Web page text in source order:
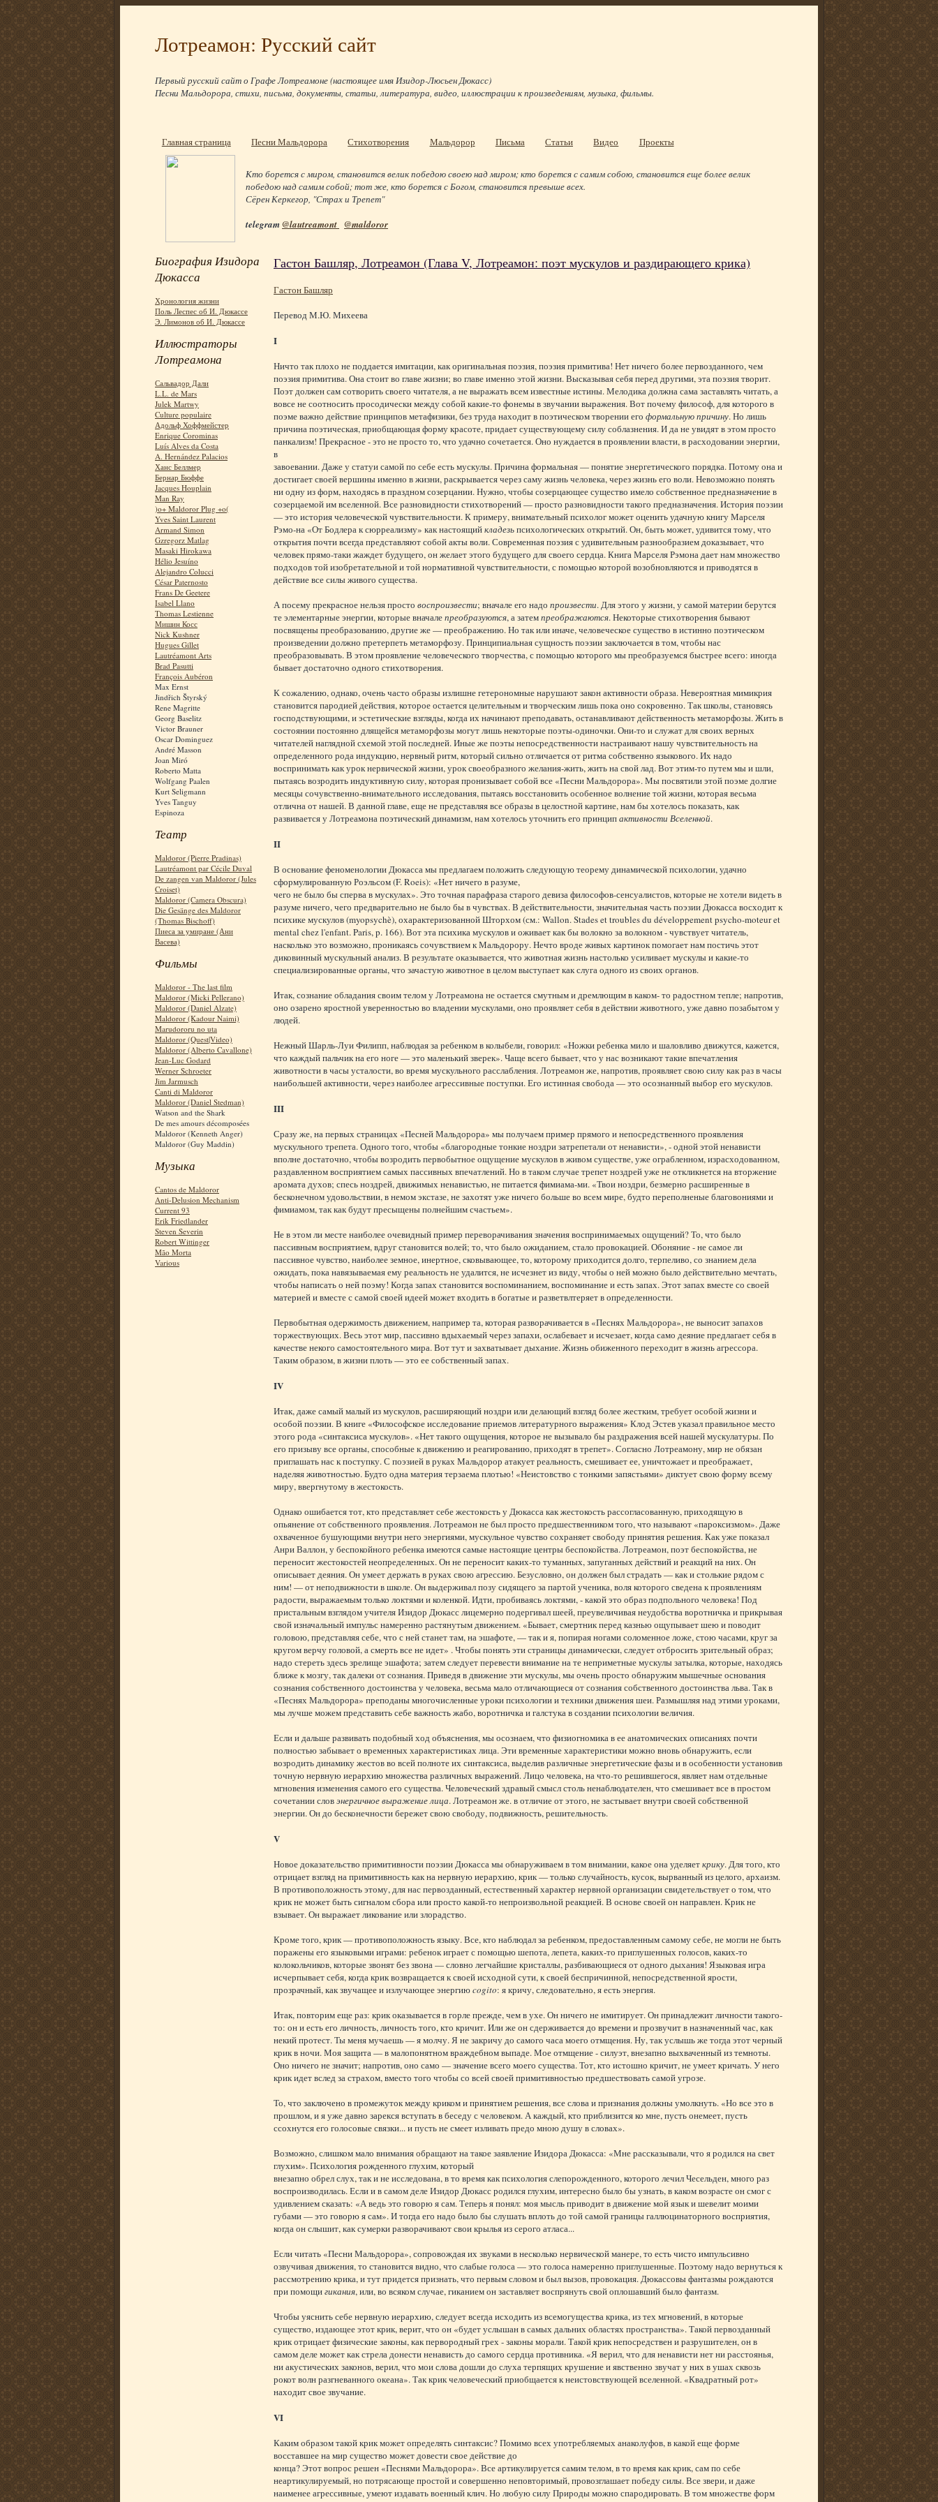
Лотреамон: Русский сайт
Первый русский сайт о Графе Лотреамоне (настоящее имя Изидор-Люсьен Дюкасс)
Песни Мальдорора, стихи, письма, документы, статьи, литература, видео, иллюстрации к произведениям, музыка, фильмы.
Главная страница Песни Мальдорора Стихотворения Мальдорор Письма Статьи Видео Проекты
Кто борется с миром, становится велик победою своею над миром; кто борется с самим собою, становится еще более велик
победою над самим собой; тот же, кто борется с Богом, становится превыше всех.
Сёрен Керкегор, "Страх и Трепет"
telegram@lautreamont @maldoror
Биография Изидора
Дюкасса
Хронология жизни
Поль Леспес об И. Дюкассе
Э. Лимонов об И. Дюкассе
Иллюстраторы
Лотреамона
Сальвадор Дали
L.L. de Mars
Julek Martwy
Culture populaire
Адольф Хоффмейстер
Enrique Corominas
Luís Alves da Costa
A. Hernández Palacios
Ханс Беллмер
Бернар Бюффе
Jacques Houplain
Man Ray
)o+ Maldoror Plug +o(
Yves Saint Laurent
Armand Simon
Gzregorz Matlag
Masaki Hirokawa
Hélio Jesuíno
Alejandro Colucci
César Paternosto
Frans De Geetere
Isabel Llano
Thomas Lestienne
Мишин Косс
Nick Kushner
Hugues Gillet
Lautréamont Arts
Brad Pasutti
François Aubéron
Max Ernst
Jindřich Štyrský
Rene Magritte
Georg Baselitz
Victor Brauner
Oscar Dominguez
André Masson
Joan Miró
Roberto Matta
Wolfgang Paalen
Kurt Seligmann
Yves Tanguy
Espinoza
Театр
Maldoror (Pierre Pradinas)
Lautréamont par Cécile Duval
De zangen van Maldoror (Jules
Croiset)
Maldoror (Camera Obscura)
Die Gesänge des Maldoror
(Thomas Bischoff)
Пиеса за умиране (Ани
Васева)
Фильмы
Maldoror - The last film
Maldoror (Micki Pellerano)
Maldoror (Daniel Alzate)
Maldoror (Kadour Naimi)
Marudororu no uta
Maldoror (Quest|Video)
Maldoror (Alberto Cavallone)
Jean-Luc Godard
Werner Schroeter
Jim Jarmusch
Canti di Maldoror
Maldoror (Daniel Stedman)
Watson and the Shark
De mes amours décomposées
Maldoror (Kenneth Anger)
Maldoror (Guy Maddin)
Музыка
Cantos de Maldoror
Anti-Delusion Mechanism
Current 93
Erik Friedlander
Steven Severin
Robert Wittinger
Mão Morta
Various
Гастон Башляр, Лотреамон (Глава V, Лотреамон: поэт мускулов и раздирающего крика)
Гастон Башляр
Перевод М.Ю. Михеева
I
Ничто так плохо не поддается имитации, как оригинальная поэзия, поэзия примитива! Нет ничего более первозданного, чем
поэзия примитива. Она стоит во главе жизни; во главе именно этой жизни. Высказывая себя перед другими, эта поэзия творит.
Поэт должен сам сотворить своего читателя, а не выражать всем известные истины. Мелодика должна сама заставлять читать, а
вовсе не соотносить просодически между собой какие-то фонемы в звучании выражения. Вот почему философ, для которого в
поэме важно действие принципов метафизики, без труда находит в поэтическом творении его формальную причину. Но лишь
причина поэтическая, приобщающая форму красоте, придает существующему силу соблазнения. И да не увидят в этом просто
панкализм! Прекрасное - это не просто то, что удачно сочетается. Оно нуждается в проявлении власти, в расходовании энергии,
в
завоевании. Даже у статуи самой по себе есть мускулы. Причина формальная — понятие энергетического порядка. Потому она и
достигает своей вершины именно в жизни, раскрывается через саму жизнь человека, через жизнь его воли. Невозможно понять
ни одну из форм, находясь в праздном созерцании. Нужно, чтобы созерцающее существо имело собственное предназначение в
созерцаемой им вселенной. Все разновидности стихотворений — просто разновидности такого предназначения. История поэзии
— это история человеческой чувствительности. К примеру, внимательный психолог может оценить удачную книгу Марселя
Рэмо-на «От Бодлера к сюрреализму» как настоящийкладезьпсихологических открытий. Он, быть может, удивится тому, что
открытия почти всегда представляют собой акты воли. Современная поэзия с удивительным разнообразием доказывает, что
человек прямо-таки жаждет будущего, он желает этого будущего для своего сердца. Книга Марселя Рэмона дает нам множество
подходов той изобретательной и той нормативной чувствительности, с помощью которой возобновляются и приводятся в
действие все силы живого существа.
А посему прекрасное нельзя просто воспроизвести; вначале его надо произвести. Для этого у жизни, у самой материи берутся
те элементарные энергии, которые вначалепреобразуются, а затемпреображаются. Некоторые стихотворения бывают
посвящены преобразованию, другие же — преображению. Но так или иначе, человеческое существо в истинно поэтическом
произведении должно претерпеть метаморфозу. Принципиальная сущность поэзии заключается в том, чтобы нас
преобразовывать. В этом проявление человеческого творчества, с помощью которого мы преобразуемся быстрее всего: иногда
бывает достаточно одного стихотворения.
К сожалению, однако, очень часто образы излишне гетерономные нарушают закон активности образа. Невероятная мимикрия
становится пародией действия, которое остается целительным и творческим лишь пока оно сокровенно. Так школы, становясь
господствующими, и эстетические взгляды, когда их начинают преподавать, останавливают действенность метаморфозы. Жить в
состоянии постоянно длящейся метаморфозы могут лишь некоторые поэты-одиночки. Они-то и служат для своих верных
читателей наглядной схемой этой последней. Иные же поэты непосредственности настраивают нашу чувствительность на
определенного рода индукцию, нервный ритм, который сильно отличается от ритма собственно языкового. Их надо
воспринимать как урок нервической жизни, урок своеобразного желания-жить, жить на свой лад. Вот этим-то путем мы и шли,
пытаясь возродить индуктивную силу, которая пронизывает собой все «Песни Мальдорора». Мы посвятили этой поэме долгие
месяцы сочувственно-внимательного исследования, пытаясь восстановить особенное волнение той жизни, которая весьма
отлична от нашей. В данной главе, еще не представляя все образы в целостной картине, нам бы хотелось показать, как
развивается у Лотреамона поэтический динамизм, нам хотелось уточнить его принципактивности Вселенной.
II
В основание феноменологии Дюкасса мы предлагаем положить следующую теорему динамической психологии, удачно
сформулированную Роэльсом (F. Roeis): «Нет ничего в разуме,
чего не было бы сперва в мускулах». Это точная парафраза старого девиза философов-сенсуалистов, которые не хотели видеть в
разуме ничего, чего предварительно не было бы в чувствах. В действительности, значительная часть поэзии Дюкасса восходит к
психике мускулов (myopsychè), охарактеризованной Шторхом (см.: Wallon. Stades et troubles du développement psycho-moteur et
mental chez l'enfant. Paris, p. 166). Вот эта психика мускулов и оживает как бы волокно за волокном - чувствует читатель,
насколько это возможно, проникаясь сочувствием к Мальдорору. Нечто вроде живых картинок помогает нам постичь этот
диковинный мускульный анализ. В результате оказывается, что животная жизнь настолько усиливает мускулы и какие-то
специализированные органы, что зачастую животное в целом выступает как слуга одного из своих органов.
Итак, сознание обладания своим телом у Лотреамона не остается смутным и дремлющим в каком- то радостном тепле; напротив,
оно озарено яростной уверенностью во владении мускулами, оно проявляет себя в действии животного, уже давно позабытом у
людей.
Нежный Шарль-Луи Филипп, наблюдая за ребенком в колыбели, говорил: «Ножки ребенка мило и шаловливо движутся, кажется,
что каждый пальчик на его ноге — это маленький зверек». Чаще всего бывает, что у нас возникают такие впечатления
животности в часы усталости, во время мускульного расслабления. Лотреамон же, напротив, проявляет свою силу как раз в часы
наибольшей активности, через наиболее агрессивные поступки. Его истинная свобода — это осознанный выбор его мускулов.
III
Сразу же, на первых страницах «Песней Мальдорора» мы получаем пример прямого и непосредственного проявления
мускульного трепета. Одного того, чтобы «благородные тонкие ноздри затрепетали от ненависти», - одной этой ненависти
вполне достаточно, чтобы возродить первобытное ощущение мускулов в живом существе, уже ограбленном, израсходованном,
раздавленном восприятием самых пассивных впечатлений. Но в таком случае трепет ноздрей уже не откликнется на вторжение
аромата духов; спесь ноздрей, движимых ненавистью, не питается фимиама-ми. «Твои ноздри, безмерно расширенные в
бесконечном удовольствии, в немом экстазе, не захотят уже ничего больше во всем мире, будто переполненые благовониями и
фимиамом, так как будут пресыщены полнейшим счастьем».
Не в этом ли месте наиболее очевидный пример переворачивания значения воспринимаемых ощущений? То, что было
пассивным восприятием, вдруг становится волей; то, что было ожиданием, стало провокацией. Обоняние - не самое ли
пассивное чувство, наиболее земное, инертное, сковывающее, то, которому приходится долго, терпеливо, со знанием дела
ожидать, пока навязываемая ему реальность не удалится, не исчезнет из виду, чтобы о ней можно было действительно мечтать,
чтобы написать о ней поэму! Когда запах становится воспоминанием, воспоминание и есть запах. Этот запах вместе со своей
материей и вместе с самой своей идеей может входить в богатые и разветвлтеряет в определенности.
Первобытная одержимость движением, например та, которая разворачивается в «Песнях Мальдорора», не выносит запахов
торжествующих. Весь этот мир, пассивно вдыхаемый через запахи, ослабевает и исчезает, когда само деяние предлагает себя в
качестве некого самостоятельного мира. Вот тут и захватывает дыхание. Жизнь обиженного переходит в жизнь агрессора.
Таким образом, в жизни плоть — это ее собственный запах.
IV
Итак, даже самый малый из мускулов, расширяющий ноздри или делающий взгляд более жестким, требует особой жизни и
особой поэзии. В книге «Философское исследование приемов литературного выражения» Клод Эстев указал правильное место
этого рода «синтаксиса мускулов». «Нет такого ощущения, которое не вызывало бы раздражения всей нашей мускулатуры. По
его призыву все органы, способные к движению и реагированию, приходят в трепет». Согласно Лотреамону, мир не обязан
приглашать нас к поступку. С поэзией в руках Мальдорор атакует реальность, смешивает ее, уничтожает и преображает,
наделяя животностью. Будто одна материя терзаема плотью! «Неистовство с тонкими запястьями» диктует свою форму всему
миру, ввергнутому в жестокость.
Однако ошибается тот, кто представляет себе жестокость у Дюкасса как жестокость рассогласованную, приходящую в
опьянение от собственного проявления. Лотреамон не был просто предшественником того, что называют «пароксизмом». Даже
охваченное бушующими внутри него энергиями, мускульное чувство сохраняет свободу принятия решения. Как уже показал
Анри Валлон, у беспокойного ребенка имеются самые настоящие центры беспокойства. Лотреамон, поэт беспокойства, не
переносит жестокостей неопределенных. Он не переносит каких-то туманных, запуганных действий и реакций на них. Он
описывает деяния. Он умеет держать в руках свою агрессию. Безусловно, он должен был страдать — как и столькие рядом с
ним! — от неподвижности в школе. Он выдерживал позу сидящего за партой ученика, воля которого сведена к проявлениям
радости, выражаемым только локтями и коленкой. Идти, пробиваясь локтями, - какой это образ подпольного человека! Под
пристальным взглядом учителя Изидор Дюкасс лицемерно подергивал шеей, преувеличивая неудобства воротничка и прикрывая
свой изначальный импульс намеренно растянутым движением. «Бывает, смертник перед казнью ощупывает шею и поводит
головою, представляя себе, что с ней станет там, на эшафоте, — так и я, попирая ногами соломенное ложе, стою часами, круг за
кругом верчу головой, а смерть все не идет» . Чтобы понять эти страницы динамически, следует отбросить зрительный образ;
надо стереть здесь зрелище эшафота; затем следует перевести внимание на те неприметные мускулы затылка, которые, находясь
ближе к мозгу, так далеки от сознания. Приведя в движение эти мускулы, мы очень просто обнаружим мышечные основания
сознания собственного достоинства у человека, весьма мало отличающиеся от сознания собственного достоинства льва. Так в
«Песнях Мальдорора» преподаны многочисленные уроки психологии и техники движения шеи. Размышляя над этими уроками,
мы лучше можем представить себе важность жабо, воротничка и галстука в создании психологии величия.
Если и дальше развивать подобный ход объяснения, мы осознаем, что физиогномика в ее анатомических описаниях почти
полностью забывает о временных характеристиках лица. Эти временные характеристики можно вновь обнаружить, если
возродить динамику жестов во всей полноте их синтаксиса, выделив различные энергетические фазы и в особенности установив
точную нервную иерархию множества различных выражений. Лицо человека, на что-то решившегося, являет нам отдельные
мгновения изменения самого его существа. Человеческий здравый смысл столь ненаблюдателен, что смешивает все в простом
сочетании словэнергичное выражение лица. Лотреамон же. в отличие от этого, не застывает внутри своей собственной
энергии. Он до бесконечности бережет свою свободу, подвижность, решительность.
V
Новое доказательство примитивности поэзии Дюкасса мы обнаруживаем в том внимании, какое она уделяеткрику. Для того, кто
отрицает взгляд на примитивность как на нервную иерархию, крик — только случайность, кусок, вырванный из целого, архаизм.
В противоположность этому, для нас первозданный, естественный характер нервной организации свидетельствует о том, что
крик не может быть сигналом сбора или просто какой-то непроизвольной реакцией. В основе своей он направлен. Крик не
взывает. Он выражает ликование или злорадство.
Кроме того, крик — противоположность языку. Все, кто наблюдал за ребенком, предоставленным самому себе, не могли не быть
поражены его языковыми играми: ребенок играет с помощью шепота, лепета, каких-то приглушенных голосов, каких-то
колокольчиков, которые звонят без звона — словно легчайшие кристаллы, разбивающиеся от одного дыхания! Языковая игра
исчерпывает себя, когда крик возвращается к своей исходной сути, к своей беспричинной, непосредственной ярости,
прозрачный, как звучащее и излучающее энергиюcogito: я кричу, следовательно, я есть энергия.
Итак, повторим еще раз: крик оказывается в горле прежде, чем в ухе. Он ничего не имитирует. Он принадлежит личности такого-
то: он и есть его личность, личность того, кто кричит. Или же он сдерживается до времени и прозвучит в назначенный час, как
некий протест. Ты меня мучаешь — я молчу. Я не закричу до самого часа моего отмщения. Ну, так услышь же тогда этот черный
крик в ночи. Моя защита — в малопонятном враждебном выпаде. Мое отмщение - силуэт, внезапно выхваченный из темноты.
Оно ничего не значит; напротив, оно само — значение всего моего существа. Тот, кто истошно кричит, не умеет кричать. У него
крик идет вслед за страхом, вместо того чтобы со всей своей примитивностью предшествовать самой угрозе.
То, что заключено в промежуток между криком и принятием решения, все слова и признания должны умолкнуть. «Но все это в
прошлом, и я уже давно зарекся вступать в беседу с человеком. А каждый, кто приблизится ко мне, пусть онемеет, пусть
ссохнутся его голосовые связки... и пусть не смеет изливать предо мною душу в словах».
Возможно, слишком мало внимания обращают на такое заявление Изидора Дюкасса: «Мне рассказывали, что я родился на свет
глухим». Психология рожденного глухим, который
внезапно обрел слух, так и не исследована, в то время как психология слепорожденного, которого лечил Чесельден, много раз
воспроизводилась. Если и в самом деле Изидор Дюкасс родился глухим, интересно было бы узнать, в каком возрасте он смог с
удивлением сказать: «А ведь это говорю я сам. Теперь я понял: моя мысль приводит в движение мой язык и шевелит моими
губами — это говорю я сам». И тогда его надо было бы слушать вплоть до той самой границы галлюцинаторного восприятия,
когда он слышит, как сумерки разворачивают свои крылья из серого атласа...
Если читать «Песни Мальдорора», сопровождая их звуками в несколько нервической манере, то есть чисто импульсивно
озвучивая движения, то становится видно, что слабые голоса — это голоса намеренно приглушенные. Поэтому надо вернуться к
рассмотрению крика, и тут придется признать, что первым словом и был вызов, провокация. Дюкассовы фантазмы рождаются
при помощигикания, или, во всяком случае, гиканием он заставляет воспрянуть свой оплошавший было фантазм.
Чтобы уяснить себе нервную иерархию, следует всегда исходить из всемогущества крика, из тех мгновений, в которые
существо, издающее этот крик, верит, что он «будет услышан в самых дальних областях пространства». Такой первозданный
крик отрицает физические законы, как первородный грех - законы морали. Такой крик непосредствен и разрушителен, он в
самом деле может как стрела донести ненависть до самого сердца противника. «Я верил, что для ненависти нет ни расстоянья,
ни акустических законов, верил, что мои слова дошли до слуха терпящих крушение и явственно звучат у них в ушах сквозь
рокот волн разгневанного океана». Так крик человеческий приобщается к неистовствующей вселенной. «Квадратный рот»
находит свое звучание.
VI
Каким образом такой крик может определять синтаксис? Помимо всех употребляемых анаколуфов, в какой еще форме
восставшее на мир существо может довести свое действие до
конца? Этот вопрос решен «Песнями Мальдорора». Все артикулируется самим телом, в то время как крик, сам по себе
неартикулируемый, но потрясающе простой и совершенно неповторимый, провозглашает победу силы. Все звери, и даже
наименее агрессивные, умеют издавать военный клич. Но любую силу Природы можно спародировать. В том множестве форм